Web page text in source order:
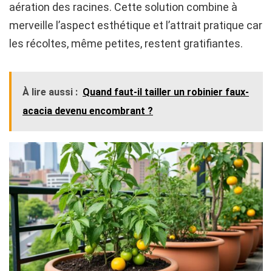
aération des racines. Cette solution combine à
merveille l’aspect esthétique et l’attrait pratique car
les récoltes, même petites, restent gratifiantes.
À lire aussi : Quand faut-il tailler un robinier faux-
acacia devenu encombrant ?